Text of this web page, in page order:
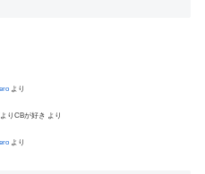
より
りCBが好き より
より